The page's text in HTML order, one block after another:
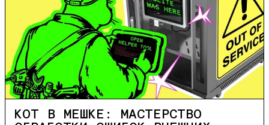
КОТ В МЕШКЕ: МАСТЕРСТВО